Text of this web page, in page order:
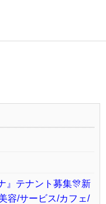
』テナント募集🎊新
容/サービス/カフェ/